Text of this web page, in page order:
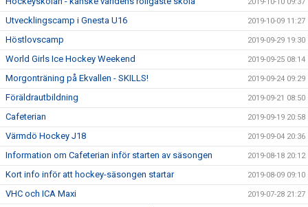
Utvecklingscamp i Gnesta U16 2019-10-09 11:27
Höstlovscamp 2019-09-29 19:30
World Girls Ice Hockey Weekend 2019-09-25 08:14
Morgonträning på Ekvallen - SKILLS! 2019-09-24 09:29
Föräldrautbildning 2019-09-21 08:50
Cafeterian 2019-09-19 20:58
Värmdö Hockey J18 2019-09-04 20:36
Information om Cafeterian inför starten av säsongen 2019-08-18 20:12
Kort info inför att hockey-säsongen startar 2019-08-09 09:10
VHC och ICA Maxi 2019-07-28 21:27